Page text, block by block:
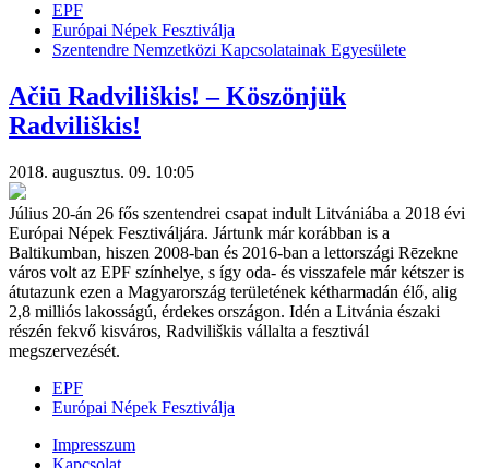
EPF
Európai Népek Fesztiválja
Szentendre Nemzetközi Kapcsolatainak Egyesülete
Ačiū Radviliškis! – Köszönjük
Radviliškis!
2018. augusztus. 09. 10:05
Július 20-án 26 fős szentendrei csapat indult Litvániába a 2018 évi
Európai Népek Fesztiváljára. Jártunk már korábban is a
Baltikumban, hiszen 2008-ban és 2016-ban a lettországi Rēzekne
város volt az EPF színhelye, s így oda- és visszafele már kétszer is
átutazunk ezen a Magyarország területének kétharmadán élő, alig
2,8 milliós lakosságú, érdekes országon. Idén a Litvánia északi
részén fekvő kisváros, Radviliškis vállalta a fesztivál
megszervezését.
EPF
Európai Népek Fesztiválja
Impresszum
Kapcsolat